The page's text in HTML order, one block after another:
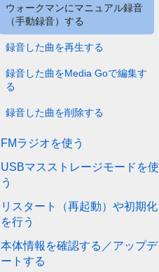
ウォークマンにマニュアル録音
（手動録音）する
録音した曲を再生する
録音した曲をMedia Goで編集す
る
録音した曲を削除する
FMラジオを使う
USBマスストレージモードを使
う
リスタート（再起動）や初期化
を行う
本体情報を確認する／アップデ
ートする